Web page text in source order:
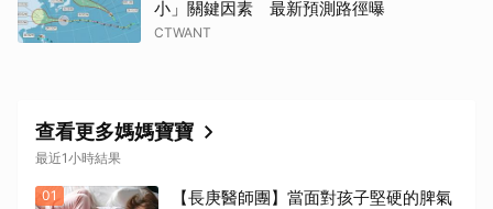
小」關鍵因素 最新預測路徑曝
CTWANT
查看更多媽媽寶寶
最近1小時結果
01
【長庚醫師團】當面對孩子堅硬的脾氣